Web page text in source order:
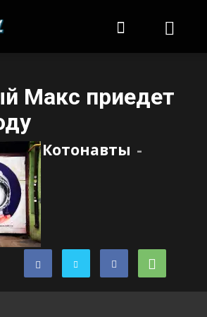
Макс приедет
Котонавты -